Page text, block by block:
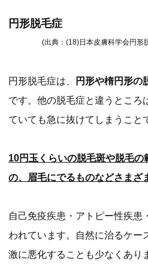
円形脱毛症
(出典：(18)日本皮膚科学会円形
円形脱毛症は、 円形や楕円形の
です。他の脱毛症と違うところ
ていても急に抜けてしまうこと
10円玉くらいの脱毛斑や脱毛の
の、眉毛にでるものなどさまざ
自己免疫疾患・アトピー性疾患
われています。自然に治るケー
激に悪化することも少なくあり